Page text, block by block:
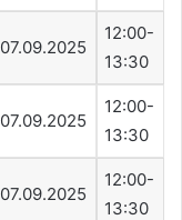
07.09.2025
12:00-
13:30
07.09.2025
12:00-
13:30
07.09.2025
12:00-
13:30